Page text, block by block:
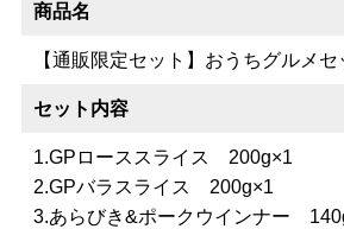
商品名
【通販限定セット】おうちグルメセ
セット内容
1.GPローススライス 200g×1
2.GPバラスライス 200g×1
3.あらびき&ポークウインナー